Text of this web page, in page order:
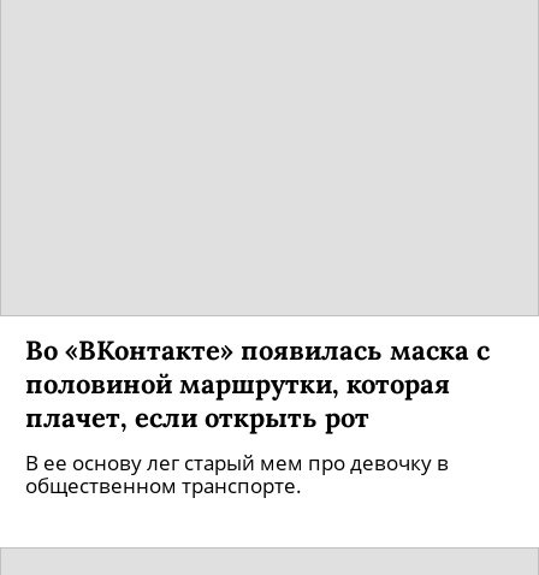
Во «ВКонтакте» появилась маска с
половиной маршрутки, которая
плачет, если открыть рот
В ее основу лег старый мем про девочку в
общественном транспорте.